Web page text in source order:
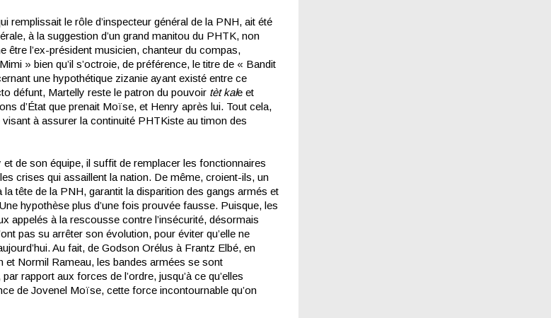
remplissait le rôle d’inspecteur général de la PNH, ait été
à la suggestion d’un grand manitou du PHTK, non
être l’ex-président musicien, chanteur du compas,
» bien qu’il s’octroie, de préférence, le titre de « Bandit
une hypothétique zizanie ayant existé entre ce
défunt, Martelly reste le patron du pouvoir tètkale et
d’État que prenait Moïse, et Henry après lui. Tout cela,
à assurer la continuité PHTKiste au timon des
et de son équipe, il suffit de remplacer les fonctionnaires
crises qui assaillent la nation. De même, croient-ils, un
la tête de la PNH, garantit la disparition des gangs armés et
hypothèse plus d’une fois prouvée fausse. Puisque, les
appelés à la rescousse contre l’insécurité, désormais
pas su arrêter son évolution, pour éviter qu’elle ne
Au fait, de Godson Orélus à Frantz Elbé, en
et Normil Rameau, les bandes armées se sont
rapport aux forces de l’ordre, jusqu’à ce qu’elles
de Jovenel Moïse, cette force incontournable qu’on